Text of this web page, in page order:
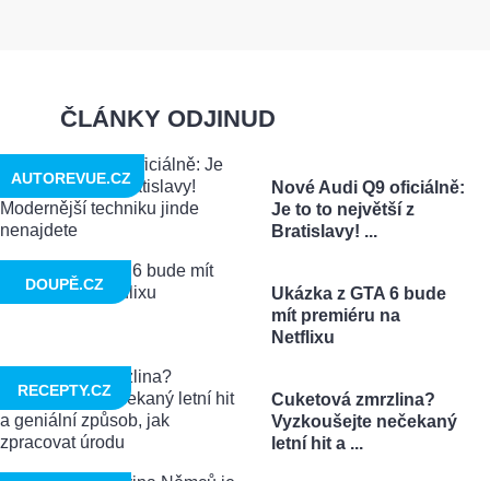
ČLÁNKY ODJINUD
Nové Audi Q9 oficiálně:
Je to to největší z
Bratislavy! ...
AUTOREVUE.CZ
Ukázka z GTA 6 bude
mít premiéru na
Netflixu
DOUPĚ.CZ
Cuketová zmrzlina?
Vyzkoušejte nečekaný
letní hit a ...
RECEPTY.CZ